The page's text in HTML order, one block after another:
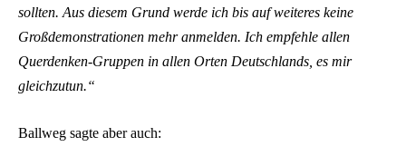
sollten. Aus diesem Grund werde ich bis auf weiteres keine
Großdemonstrationen mehr anmelden. Ich empfehle allen
Querdenken-Gruppen in allen Orten Deutschlands, es mir
gleichzutun.“
Ballweg sagte aber auch: